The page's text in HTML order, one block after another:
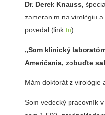
Dr. Derek Knauss,
zameraním na virológiu
povedal (link tu):
„Som klinický
Američania, zobuďte sa!
Mám doktorát z virológie
Som vedecký pracovník